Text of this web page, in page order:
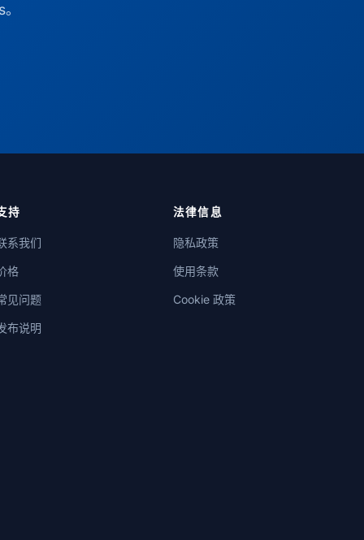
持
系我们
格
见问题
布说明
法律信息
隐私政策
使用条款
Cookie 政策